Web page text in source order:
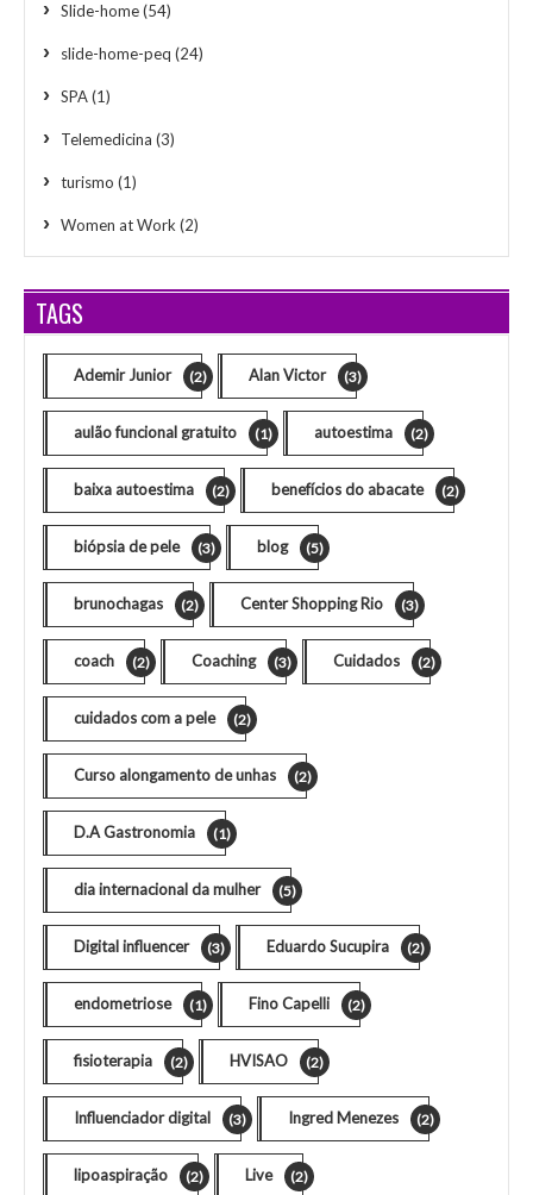
Slide-home(54)
slide-home-peq (24)
SPA(1)
Telemedicina (3)
turismo (1)
Women at Work (2)
TAGS
Ademir Junior (2) Alan Victor (3)
aulão funcional gratuito (1) autoestima (2)
baixa autoestima (2) benefícios do abacate (2)
biópsia de pele (3) blog (5)
brunochagas (2) Center Shopping Rio (3)
coach (2) Coaching (3) Cuidados (2)
cuidados com a pele (2)
Curso alongamento de unhas (2)
D.A Gastronomia (1)
dia internacional da mulher (5)
Digital influencer (3) Eduardo Sucupira (2)
endometriose (1) Fino Capelli (2)
fisioterapia (2) HVISAO (2)
Influenciador digital (3) Ingred Menezes (2)
lipoaspiração (2) Live (2)